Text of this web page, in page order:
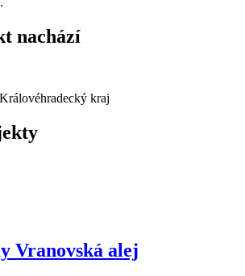
nachází
kraj
Vranovská alej